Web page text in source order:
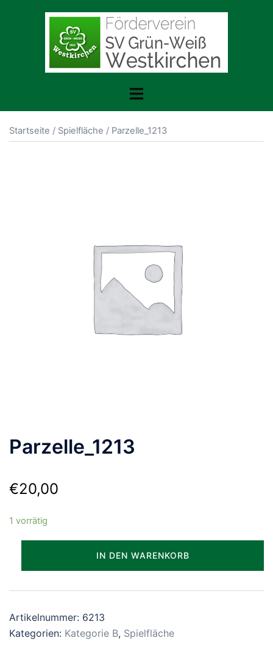
Toggle
Startseite / Spielfläche / Parzelle_1213
Parzelle_1213
€20,00
1 vorrätig
IN DEN WARENKORB
Artikelnummer: 6213
Kategorien: Kategorie B, Spielfläche